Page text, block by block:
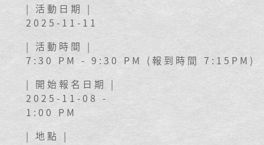
| 活動日期 |
2025-11-11
| 活動時間 |
7:30 PM - 9:30 PM (報到時間 7:15PM)
| 開始報名日期 |
2025-11-08 -
1:00 PM
| 地點 |